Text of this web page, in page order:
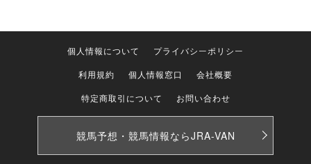
個人情報について
プライバシーポリシー
利用規約
個人情報窓口
会社概要
特定商取引について
お問い合わせ
競馬予想・競馬情報ならJRA-VAN